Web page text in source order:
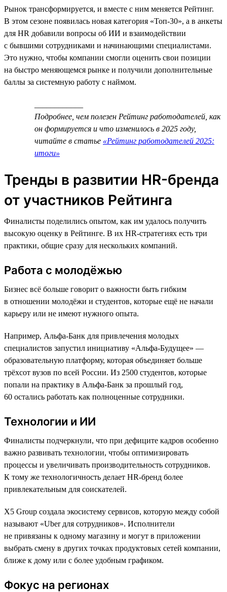
Рынок трансформируется, и вместе с ним меняется Рейтинг.
В этом сезоне появилась новая категория «Топ-30», а в анкеты
для HR добавили вопросы об ИИ и взаимодействии
с бывшими сотрудниками и начинающими специалистами.
Это нужно, чтобы компании смогли оценить свои позиции
на быстро меняющемся рынке и получили дополнительные
баллы за системную работу с наймом.
Подробнее, чем полезен Рейтинг работодателей, как
он формируется и что изменилось в 2025 году,
читайте в статье «Рейтинг работодателей 2025:
итоги»
Тренды в развитии HR-бренда
от участников Рейтинга
Финалисты поделились опытом, как им удалось получить
высокую оценку в Рейтинге. В их HR-стратегиях есть три
практики, общие сразу для нескольких компаний.
Работа с молодёжью
Бизнес всё больше говорит о важности быть гибким
в отношении молодёжи и студентов, которые ещё не начали
карьеру или не имеют нужного опыта.
Например, Альфа-Банк для привлечения молодых
специалистов запустил инициативу «Альфа-Будущее» —
образовательную платформу, которая объединяет больше
трёхсот вузов по всей России. Из 2500 студентов, которые
попали на практику в Альфа-Банк за прошлый год,
60 остались работать как полноценные сотрудники.
Технологии и ИИ
Финалисты подчеркнули, что при дефиците кадров особенно
важно развивать технологии, чтобы оптимизировать
процессы и увеличивать производительность сотрудников.
К тому же технологичность делает HR-бренд более
привлекательным для соискателей.
X5 Group создала экосистему сервисов, которую между собой
называют «Uber для сотрудников». Исполнители
не привязаны к одному магазину и могут в приложении
выбрать смену в других точках продуктовых сетей компании,
ближе к дому или с более удобным графиком.
Фокус на регионах